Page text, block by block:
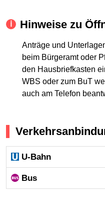
Hinweise zu
Anträge und
beim Bürgeramt oder
den Hausbriefkasten
WBS oder zum BuT
auch am Telefon
U-Bahn
Bus